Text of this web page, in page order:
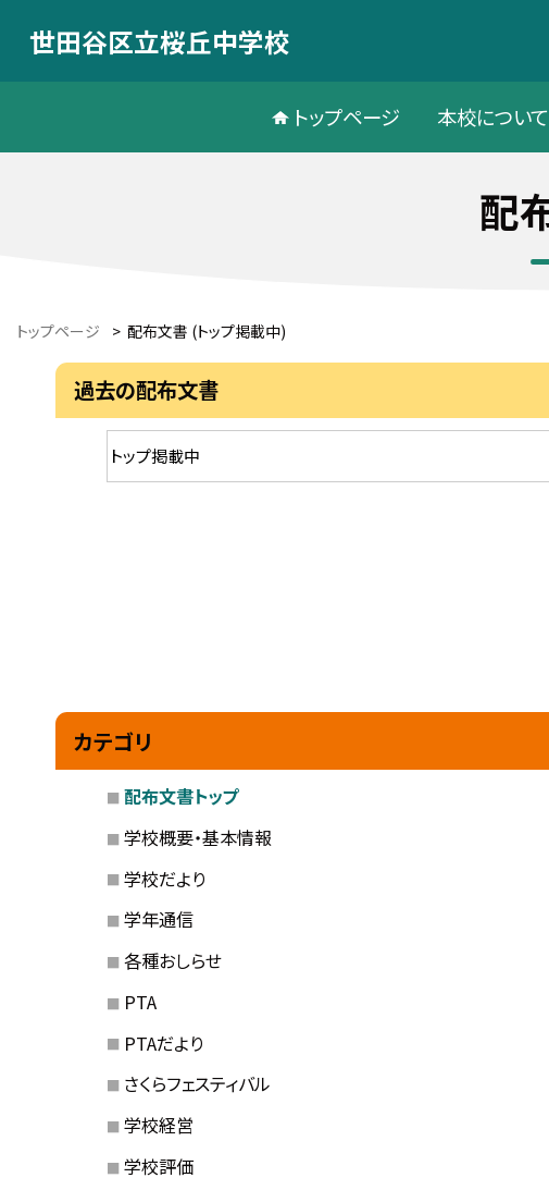
世田谷区立桜丘中学校
トップページ 本校について
配
トップページ > 配布文書 (トップ掲載中)
過去の配布文書
カテゴリ
配布文書トップ
学校概要・基本情報
学校だより
学年通信
各種おしらせ
PTA
PTAだより
さくらフェスティバル
学校経営
学校評価